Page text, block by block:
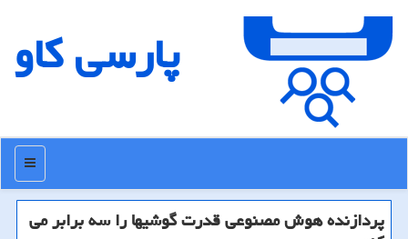
پارسی كاو
منو
پردازنده هوش مصنوعی قدرت گوشیها را سه برابر می